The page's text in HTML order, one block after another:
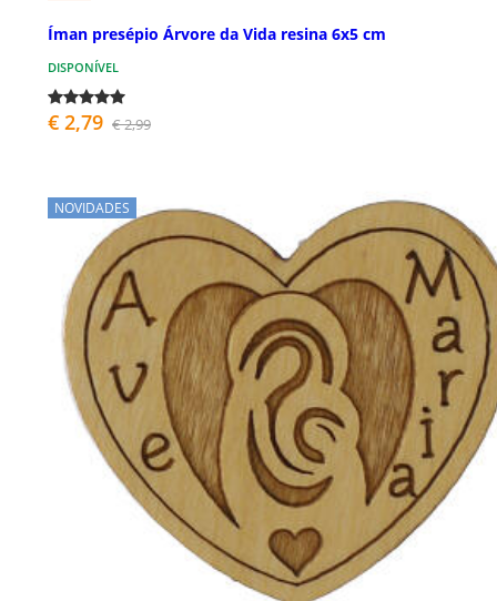
Íman presépio Árvore da Vida resina 6x5 cm
DISPONÍVEL
€ 2,79 € 2,99
NOVIDADES